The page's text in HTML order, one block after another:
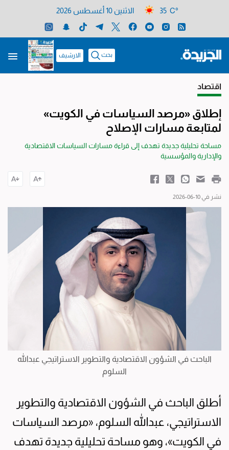
35 C° الاثنين 10 أغسطس 2026
بحث الارشيف
اقتصاد
إطلاق «مرصد السياسات في الكويت»
لمتابعة مسارات الإصلاح
مساحة تحليلية جديدة تهدف إلى قراءة مسارات السياسات الاقتصادية
والإدارية والمؤسسية
نشر في 10-06-2026
الباحث في الشؤون الاقتصادية والتطوير الاستراتيجي عبدالله
السلوم
أطلق الباحث في الشؤون الاقتصادية والتطوير
الاستراتيجي، عبدالله السلوم، «مرصد السياسات
في الكويت»، وهو مساحة تحليلية جديدة تهدف